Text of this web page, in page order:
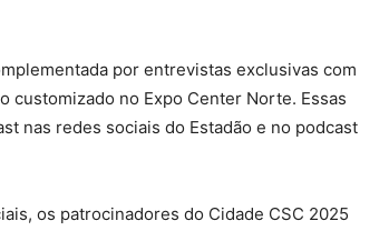
por entrevistas exclusivas com
customizado no Expo Center Norte. Essas
nas redes sociais do Estadão e no podcast
os patrocinadores do Cidade CSC 2025